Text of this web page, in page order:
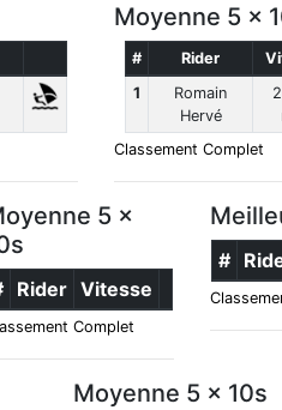
Moyenne 5 x
# Rider
1
Romain
Hervé
Classement Complet
5 x
Rider Vitesse
Complet
#
Moyenne 5 x 10s